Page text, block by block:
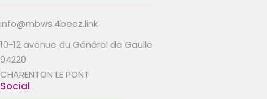
info@mbws.4beez.link
10-12 avenue du Général de Gaulle
94220
CHARENTON LE PONT
Social